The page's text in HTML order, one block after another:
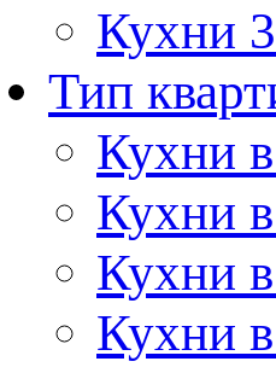
Кухни
Тип
Кухни
Кухни
Кухни
Кухни